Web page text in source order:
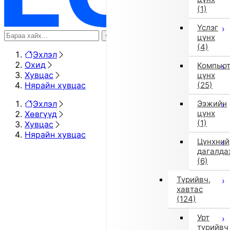
(1)
Үслэг
цүнх
(4)
цүнх
(25)
Ээжийн
цүнх
(1)
Цүнхний
(6)
Түрийвч,
хавтас
(124)
Урт
түрийвч
Эхлэл
Охид
Хувцас
Нярайн хувцас
Эхлэл
Хөвгүүд
Хувцас
Нярайн хувцас